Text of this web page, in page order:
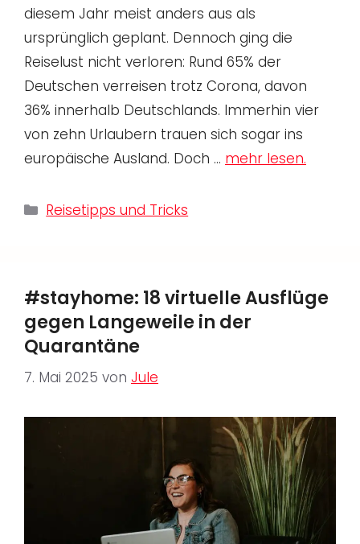
diesem Jahr meist anders aus als
ursprünglich geplant. Dennoch ging die
Reiselust nicht verloren: Rund 65% der
Deutschen verreisen trotz Corona, davon
36% innerhalb Deutschlands. Immerhin vier
von zehn Urlaubern trauen sich sogar ins
europäische Ausland. Doch … mehr lesen.
Kategorien
Reisetipps und Tricks
#stayhome: 18 virtuelle Ausflüge
gegen Langeweile in der
Quarantäne
7. Mai 2025 von Jule